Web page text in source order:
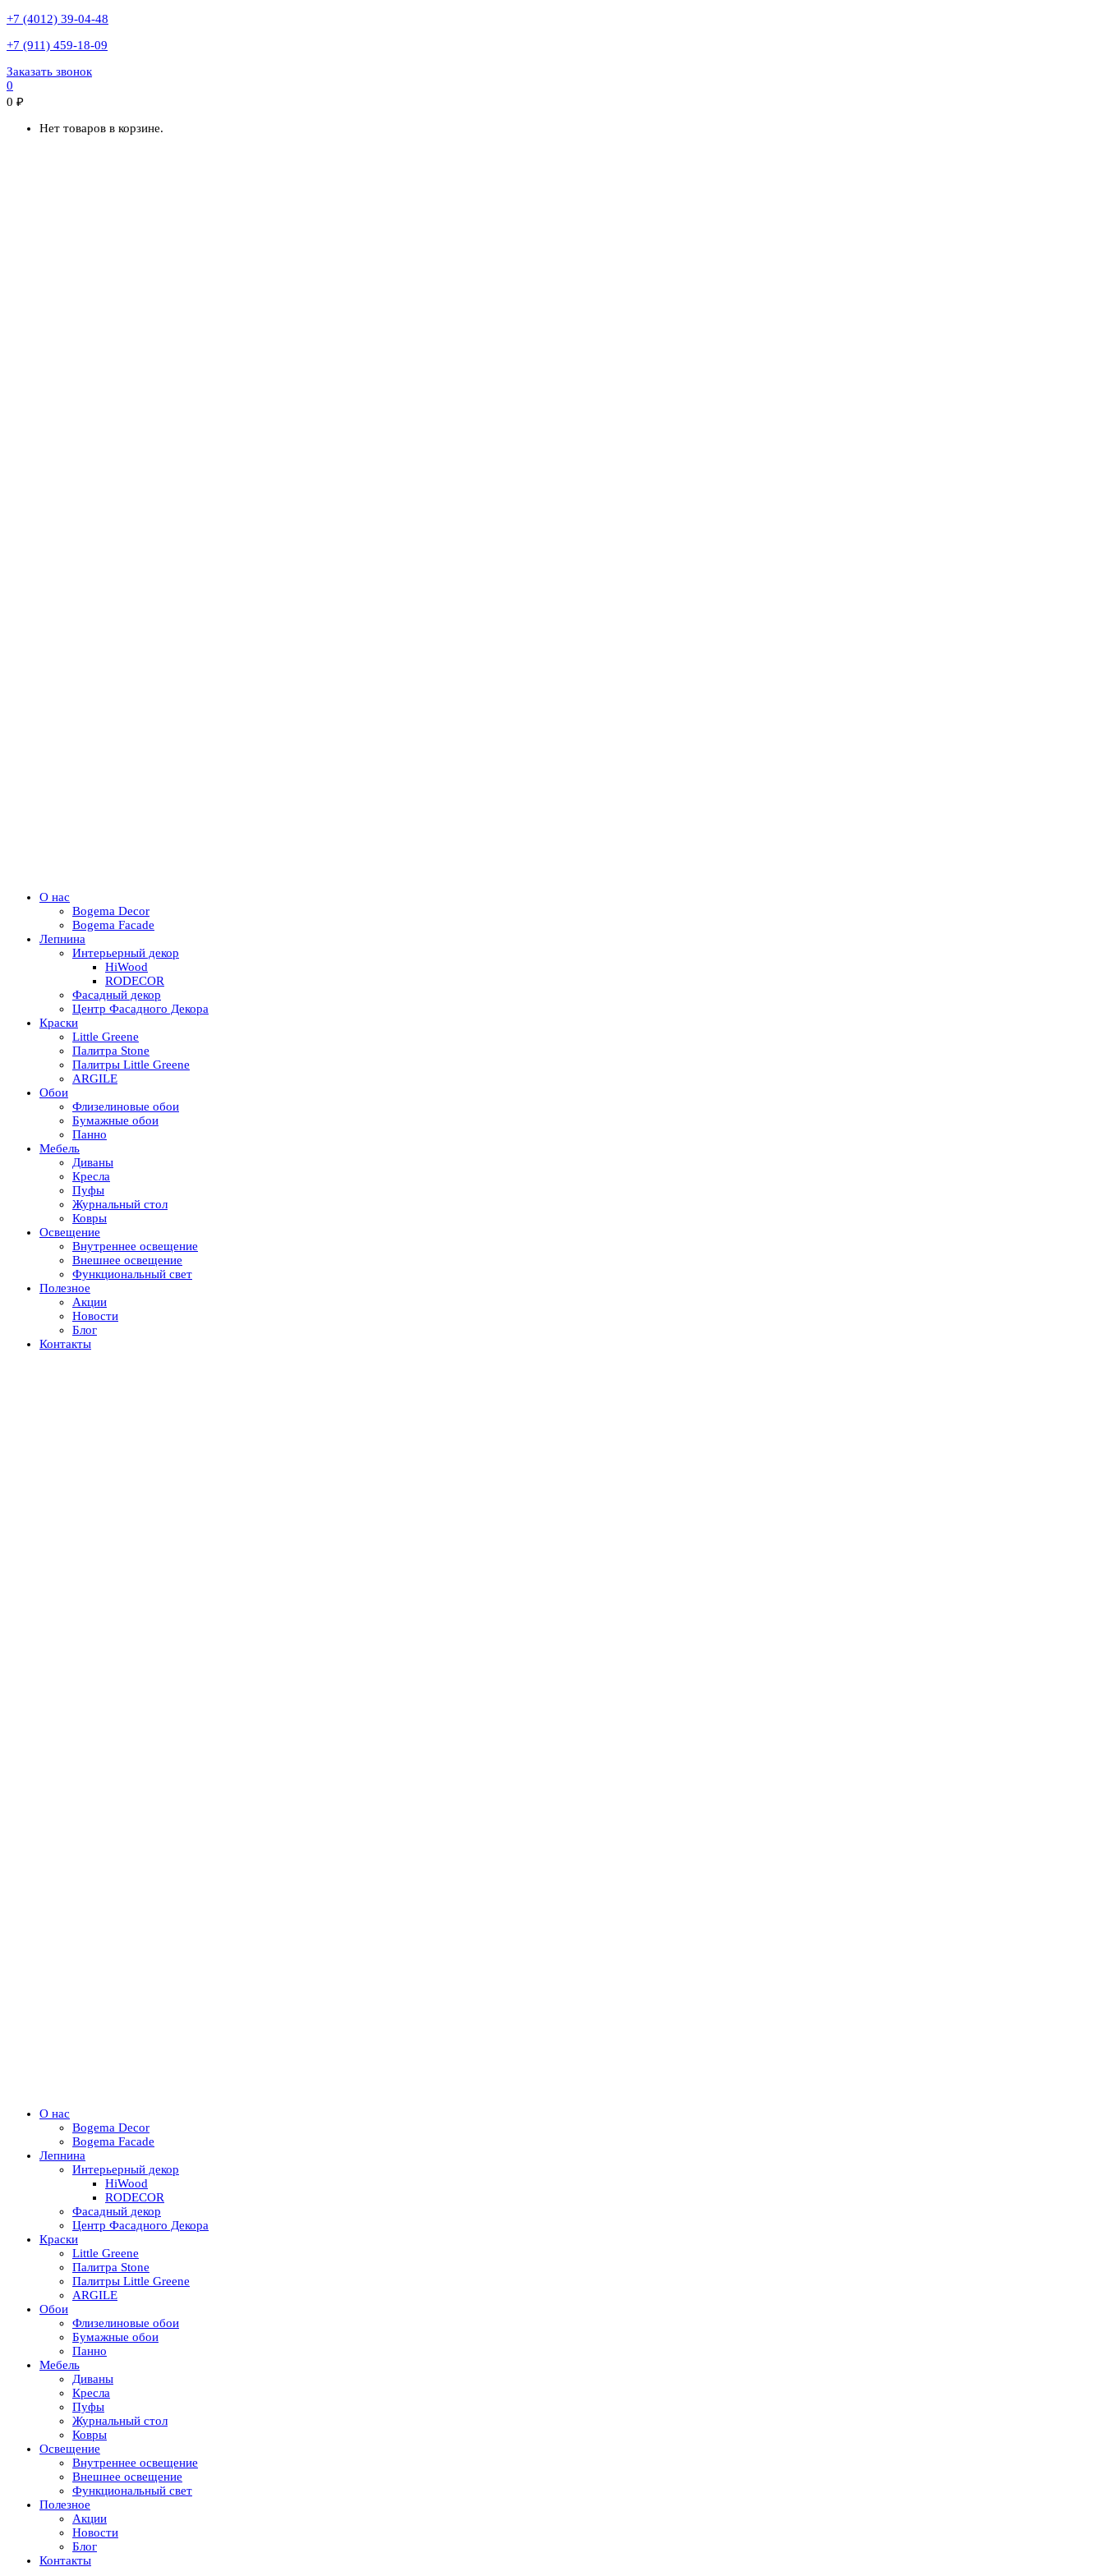
+7 (4012) 39-04-48
+7 (911) 459-18-09
Заказать звонок
0
0 ₽
Нет товаров в корзине.
О нас
Bogema Decor
Bogema Facade
Лепнина
Интерьерный декор
HiWood
RODECOR
Фасадный декор
Центр Фасадного Декора
Краски
Little Greene
Палитра Stone
Палитры Little Greene
ARGILE
Обои
Флизелиновые обои
Бумажные обои
Панно
Мебель
Диваны
Кресла
Пуфы
Журнальный стол
Ковры
Освещение
Внутреннее освещение
Внешнее освещение
Функциональный свет
Полезное
Акции
Новости
Блог
Контакты
О нас
Bogema Decor
Bogema Facade
Лепнина
Интерьерный декор
HiWood
RODECOR
Фасадный декор
Центр Фасадного Декора
Краски
Little Greene
Палитра Stone
Палитры Little Greene
ARGILE
Обои
Флизелиновые обои
Бумажные обои
Панно
Мебель
Диваны
Кресла
Пуфы
Журнальный стол
Ковры
Освещение
Внутреннее освещение
Внешнее освещение
Функциональный свет
Полезное
Акции
Новости
Блог
Контакты